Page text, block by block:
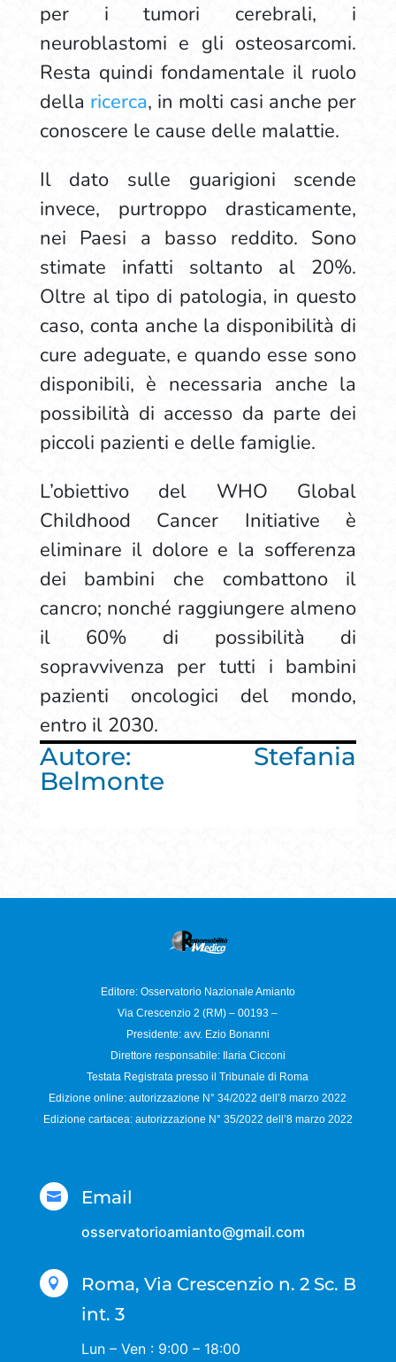
per i tumori cerebrali, i
neuroblastomi e gli osteosarcomi.
Resta quindi fondamentale il ruolo
della ricerca, in molti casi anche per
conoscere le cause delle malattie.
Il dato sulle guarigioni scende
invece, purtroppo drasticamente,
nei Paesi a basso reddito. Sono
stimate infatti soltanto al 20%.
Oltre al tipo di patologia, in questo
caso, conta anche la disponibilità di
cure adeguate, e quando esse sono
disponibili, è necessaria anche la
possibilità di accesso da parte dei
piccoli pazienti e delle famiglie.
L’obiettivo del WHO Global
Childhood Cancer Initiative è
eliminare il dolore e la sofferenza
dei bambini che combattono il
cancro; nonché raggiungere almeno
il 60% di possibilità di
sopravvivenza per tutti i bambini
pazienti oncologici del mondo,
entro il 2030.
Autore: Stefania
Belmonte
Editore: Osservatorio Nazionale Amianto
Via Crescenzio 2 (RM) – 00193 –
Presidente: avv. Ezio Bonanni
Direttore responsabile:
Ilaria Cicconi
Testata Registrata presso il Tribunale di Roma
Edizione online: autorizzazione N°34/2022 dell’8 marzo 2022
Edizione cartacea: autorizzazione N° 35/2022 dell’8 marzo 2022
 Email
osservatorioamianto@gmail.com

Roma, Via Crescenzio n. 2 Sc. B
int. 3
Lun – Ven : 9:00 – 18:00